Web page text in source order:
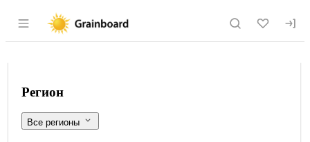
Раздел навигации по сайту
Производство сельхозпродукции на
Фильтры
Регион
Все регионы